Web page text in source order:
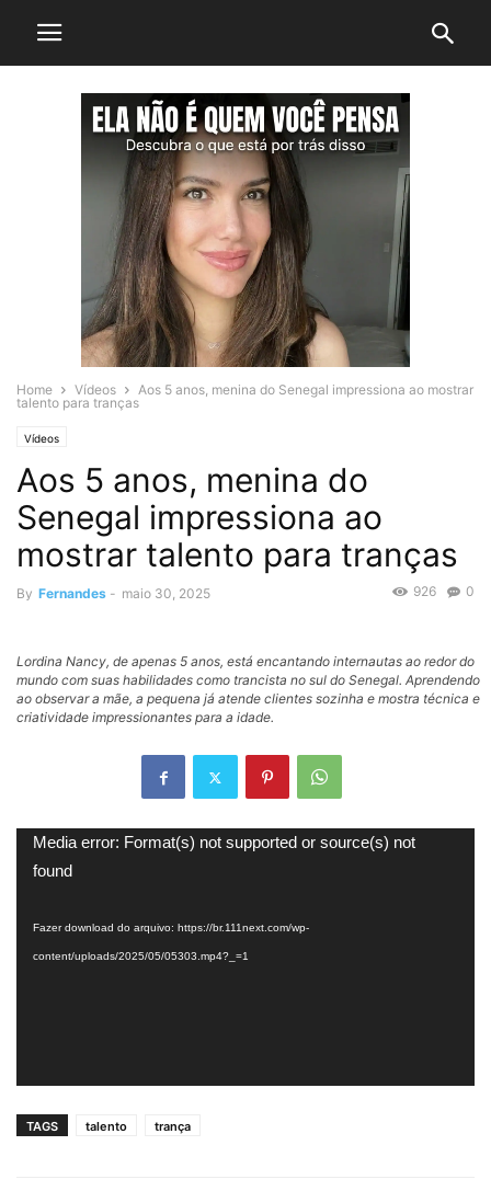
Home Vídeos
Aos 5 anos, menina do Senegal impressiona ao mostrar
talento para tranças
Vídeos
Aos 5 anos, menina do
Senegal impressiona ao
mostrar talento para tranças
By Fernandes - maio 30, 2025 0
926
Lordina Nancy, de apenas 5 anos, está encantando internautas ao redor do
mundo com suas habilidades como trancista no sul do Senegal. Aprendendo
ao observar a mãe, a pequena já atende clientes sozinha e mostra técnica e
criatividade impressionantes para a idade.
Tocador
de
Media error: Format(s) not supported or source(s) not
found
Fazer download do arquivo: https://br.111next.com/wp-
content/uploads/2025/05/05303.mp4?_=1
TAGS talento trança